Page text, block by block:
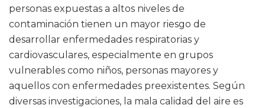
personas expuestas a altos niveles de
contaminación tienen un mayor riesgo de
desarrollar enfermedades respiratorias y
cardiovasculares, especialmente en grupos
vulnerables como niños, personas mayores y
aquellos con enfermedades preexistentes. Según
diversas investigaciones, la mala calidad del aire es